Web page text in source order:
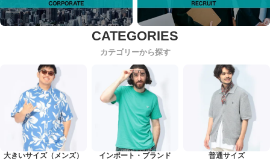
カテゴリーから探す
大きいサイズ（メンズ） インポート・ブランド 普通サイズ